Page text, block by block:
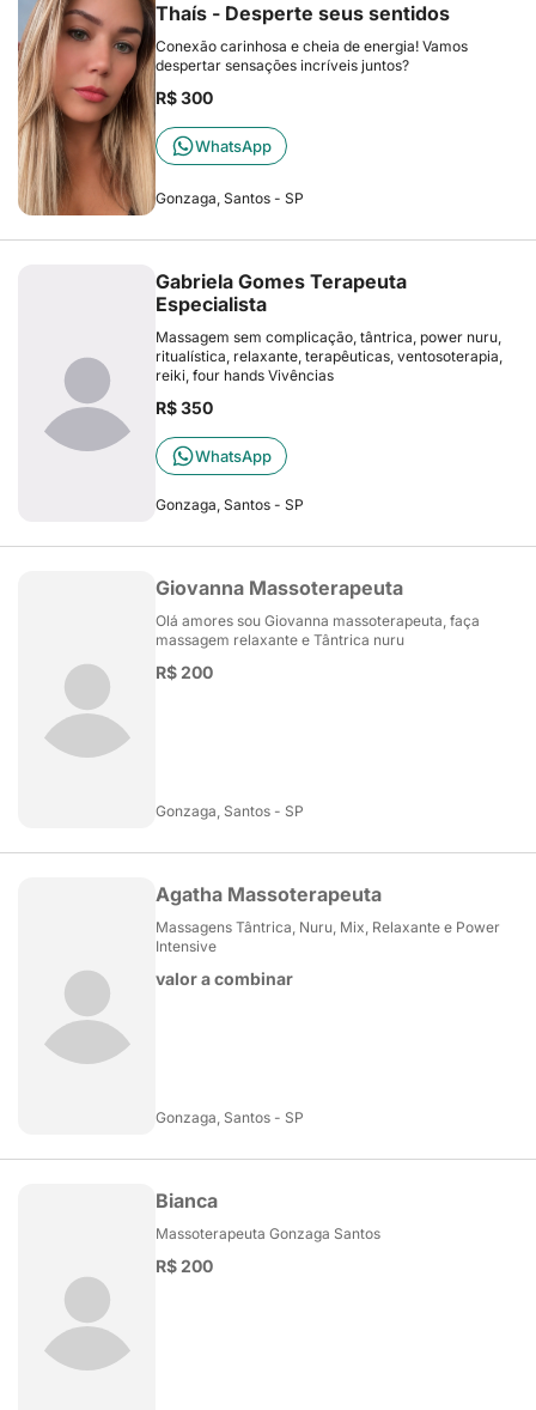
Thaís - Desperte seus sentidos
Conexão carinhosa e cheia de energia! Vamos
despertar sensações incríveis juntos?
R$ 300
WhatsApp
Gonzaga, Santos - SP
Gabriela Gomes Terapeuta
Especialista
Massagem sem complicação, tântrica, power nuru,
ritualística, relaxante, terapêuticas, ventosoterapia,
reiki, four hands Vivências
R$ 350
WhatsApp
Gonzaga, Santos - SP
Giovanna Massoterapeuta
Olá amores sou Giovanna massoterapeuta, faça
massagem relaxante e Tântrica nuru
R$ 200
Gonzaga, Santos - SP
Agatha Massoterapeuta
Massagens Tântrica, Nuru, Mix, Relaxante e Power
Intensive
valor a combinar
Gonzaga, Santos - SP
Bianca
Massoterapeuta Gonzaga Santos
R$ 200